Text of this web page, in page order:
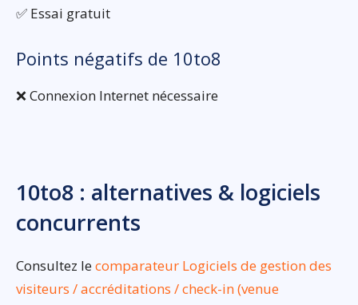
✅ Essai gratuit
Points négatifs de 10to8
❌ Connexion Internet nécessaire
10to8 : alternatives & logiciels
concurrents
Consultez lecomparateur Logiciels de gestion des
visiteurs / accréditations / check-in (venue